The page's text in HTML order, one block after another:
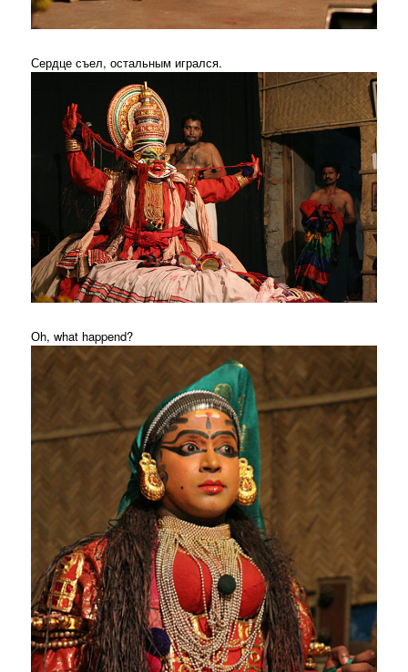
Сердце съел, остальным игрался.
Оh, what happend?